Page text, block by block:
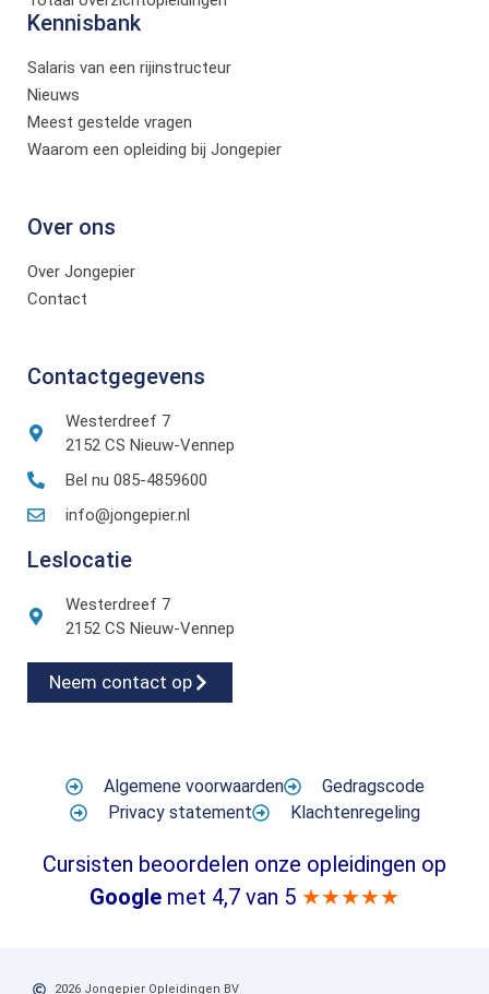
Kennisbank
Salaris van een rijinstructeur
Nieuws
Meest gestelde vragen
Waarom een opleiding bij Jongepier
Over ons
Over Jongepier
Contact
Contactgegevens
Westerdreef 7
2152 CS Nieuw-Vennep
Bel nu 085-4859600
info@jongepier.nl
Leslocatie
Westerdreef 7
2152 CS Nieuw-Vennep
Neem contact op
Algemene voorwaarden
Gedragscode
Privacy statement
Klachtenregeling
Cursisten beoordelen onze opleidingen op
Google met 4,7 van 5 ★★★★★
2026 Jongepier Opleidingen BV